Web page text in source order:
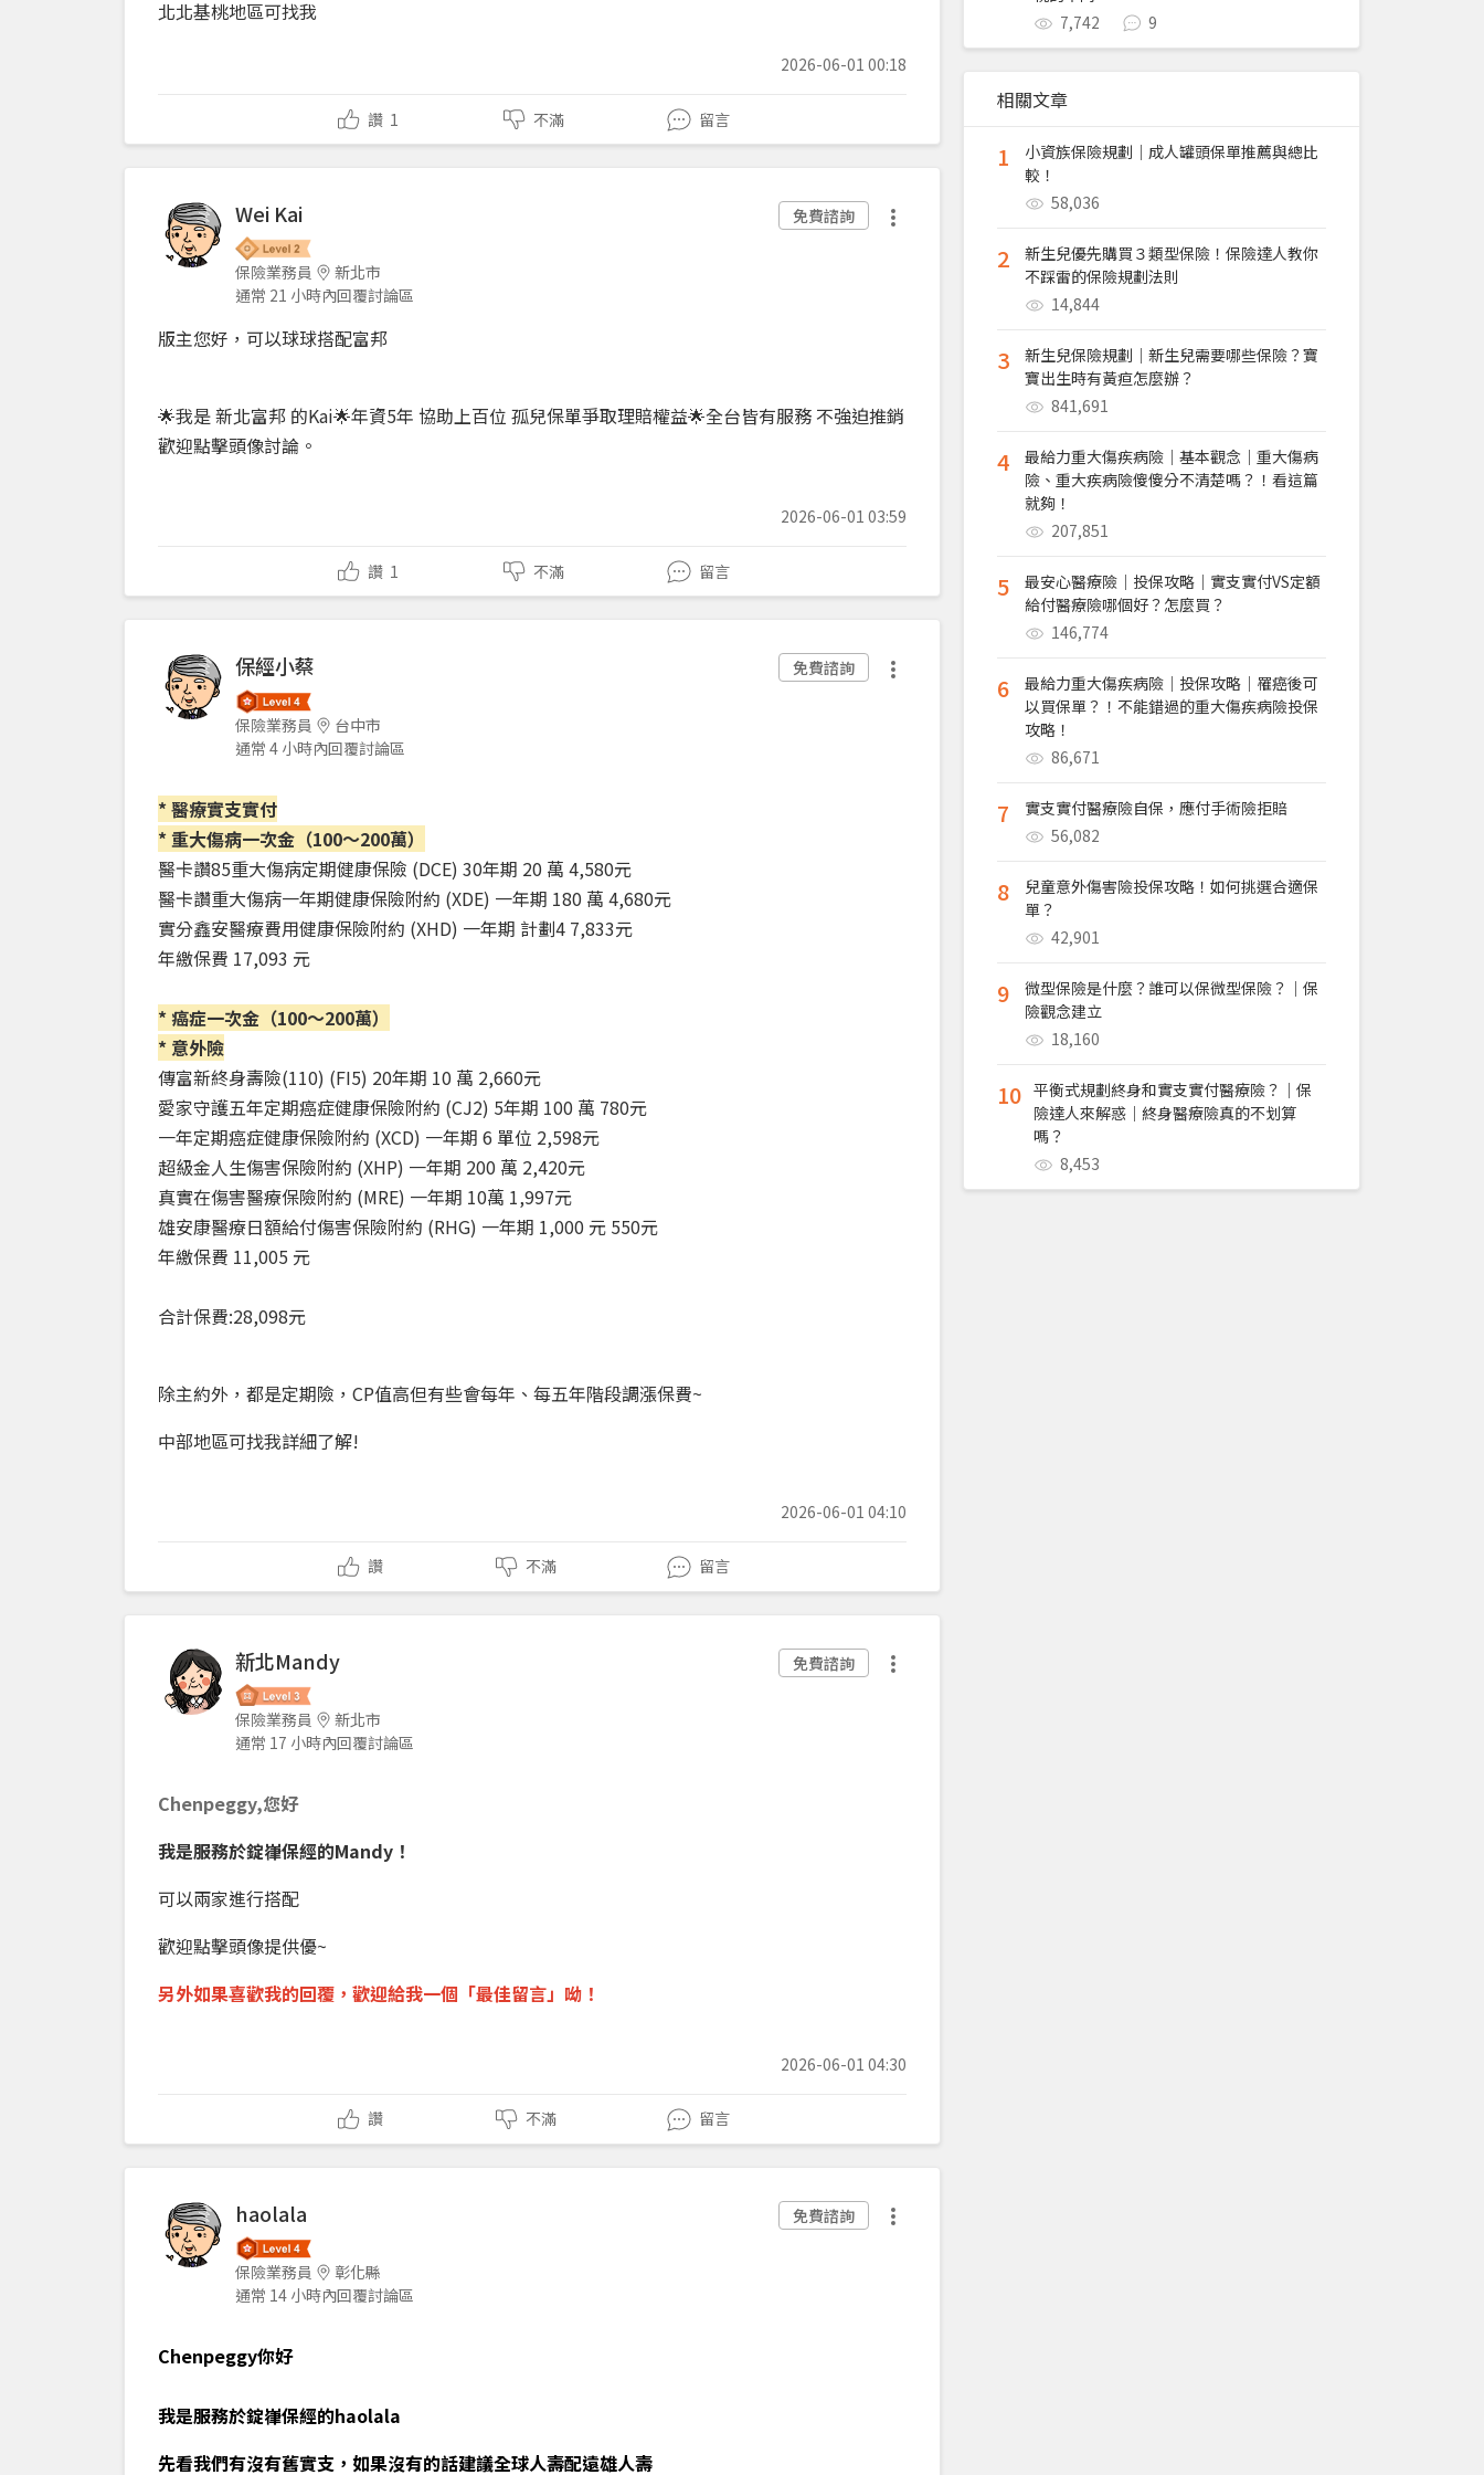
北北基桃地區可找我
2026-06-01 00:18
讚 1 不滿 留言
Wei Kai
保險業務員
新北市
通常 21 小時內回覆討論區
免費諮詢
版主您好，可以球球搭配富邦
🌟我是 新北富邦 的Kai🌟年資5年 協助上百位 孤兒保單爭取理賠權益🌟全台皆有服務 不強迫推銷
歡迎點擊頭像討論。
2026-06-01 03:59
讚 1 不滿 留言
保經小蔡
保險業務員
台中市
通常 4 小時內回覆討論區
免費諮詢
* 醫療實支實付
* 重大傷病一次金（100～200萬）
醫卡讚85重大傷病定期健康保險 (DCE) 30年期 20 萬 4,580元
醫卡讚重大傷病一年期健康保險附約 (XDE) 一年期 180 萬 4,680元
實分鑫安醫療費用健康保險附約 (XHD) 一年期 計劃4 7,833元
年繳保費 17,093 元
* 癌症一次金（100～200萬）
* 意外險
傳富新終身壽險(110) (FI5) 20年期 10 萬 2,660元
愛家守護五年定期癌症健康保險附約 (CJ2) 5年期 100 萬 780元
一年定期癌症健康保險附約 (XCD) 一年期 6 單位 2,598元
超級金人生傷害保險附約 (XHP) 一年期 200 萬 2,420元
真實在傷害醫療保險附約 (MRE) 一年期 10萬 1,997元
雄安康醫療日額給付傷害保險附約 (RHG) 一年期 1,000 元 550元
年繳保費 11,005 元
合計保費:28,098元
除主約外，都是定期險，CP值高但有些會每年、每五年階段調漲保費~
中部地區可找我詳細了解!
2026-06-01 04:10
讚 不滿 留言
新北Mandy
保險業務員
新北市
通常 17 小時內回覆討論區
免費諮詢
Chenpeggy,您好
我是服務於錠嵂保經的Mandy！
可以兩家進行搭配
歡迎點擊頭像提供優~
另外如果喜歡我的回覆， 歡迎給我一個「最佳留言」呦！
2026-06-01 04:30
讚 不滿 留言
haolala
保險業務員
彰化縣
通常 14 小時內回覆討論區
免費諮詢
Chenpeggy你好
我是服務於錠嵂保經的haolala
先看我們有沒有舊實支，如果沒有的話建議全球人壽配遠雄人壽
7,742
9
相關文章
1
小資族保險規劃｜成人罐頭保單推薦與總比
較！
58,036
2
新生兒優先購買３類型保險！保險達人教你
不踩雷的保險規劃法則
14,844
3
新生兒保險規劃｜新生兒需要哪些保險？寶
寶出生時有黃疸怎麼辦？
841,691
4
最給力重大傷疾病險｜基本觀念｜重大傷病
險、重大疾病險傻傻分不清楚嗎？！看這篇
就夠！
207,851
5
最安心醫療險｜投保攻略｜實支實付VS定額
給付醫療險哪個好？怎麼買？
146,774
6
最給力重大傷疾病險｜投保攻略｜罹癌後可
以買保單？！不能錯過的重大傷疾病險投保
攻略！
86,671
7
實支實付醫療險自保，應付手術險拒賠
56,082
8
兒童意外傷害險投保攻略！如何挑選合適保
單？
42,901
9
微型保險是什麼？誰可以保微型保險？｜保
險觀念建立
18,160
10 平衡式規劃終身和實支實付醫療險？｜保
險達人來解惑｜終身醫療險真的不划算
嗎？
8,453